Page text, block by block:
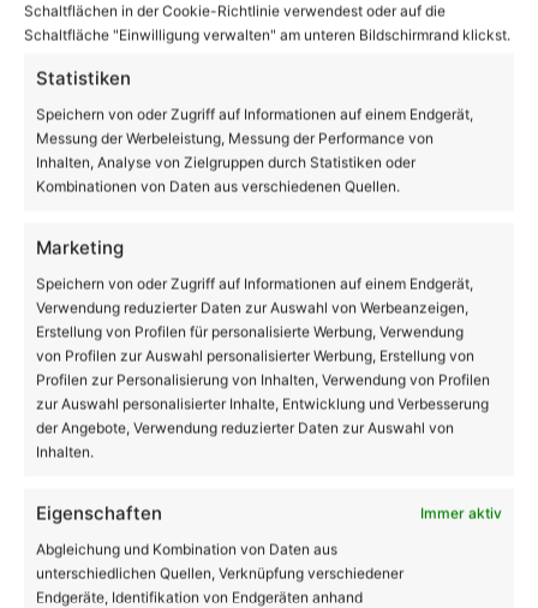
Schaltflächen in der Cookie-Richtlinie verwendest oder auf die
Schaltfläche "Einwilligung verwalten" am unteren Bildschirmrand klickst.
Statistiken
Speichern von oder Zugriff auf Informationen auf einem Endgerät,
Messung der Werbeleistung, Messung der Performance von
Inhalten, Analyse von Zielgruppen durch Statistiken oder
Kombinationen von Daten aus verschiedenen Quellen.
Marketing
Speichern von oder Zugriff auf Informationen auf einem Endgerät,
Verwendung reduzierter Daten zur Auswahl von Werbeanzeigen,
Erstellung von Profilen für personalisierte Werbung, Verwendung
von Profilen zur Auswahl personalisierter Werbung, Erstellung von
Profilen zur Personalisierung von Inhalten, Verwendung von Profilen
zur Auswahl personalisierter Inhalte, Entwicklung und Verbesserung
der Angebote, Verwendung reduzierter Daten zur Auswahl von
Inhalten.
Eigenschaften
Immer aktiv
Abgleichung und Kombination von Daten aus
unterschiedlichen Quellen, Verknüpfung verschiedener
Endgeräte, Identifikation von Endgeräten anhand
Bernau
18º - 14º
74%
26 ℃
Sa.
31
So.
29
Mo.
23
Di.
Danke dafür!62.048
18.419
AppNutzer
28.006
Abonnenten
1.708
Follower
13.915
Follower